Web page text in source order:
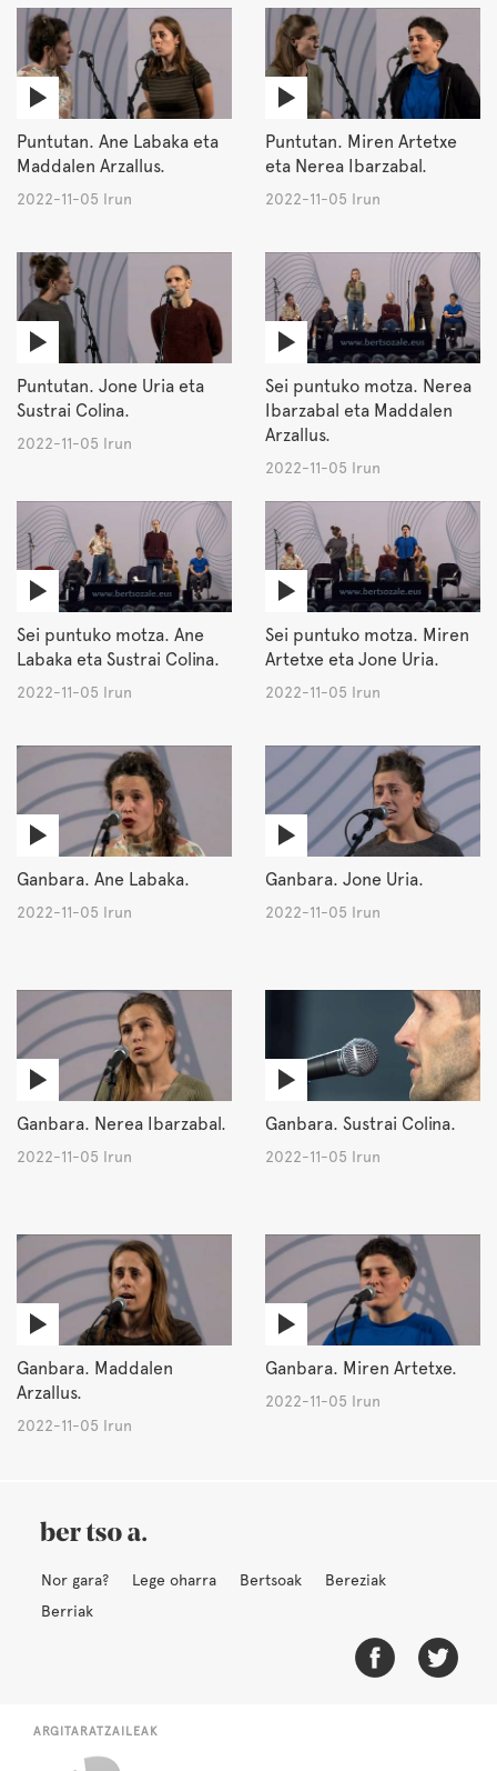
Puntutan. Ane Labaka eta
Maddalen Arzallus.
2022-11-05 Irun
Puntutan. Miren Artetxe
eta Nerea Ibarzabal.
2022-11-05 Irun
Puntutan. Jone Uria eta
Sustrai Colina.
2022-11-05 Irun
Sei puntuko motza. Nerea
Ibarzabal eta Maddalen
Arzallus.
2022-11-05 Irun
Sei puntuko motza. Ane
Labaka eta Sustrai Colina.
2022-11-05 Irun
Sei puntuko motza. Miren
Artetxe eta Jone Uria.
2022-11-05 Irun
Ganbara. Ane Labaka.
2022-11-05 Irun
Ganbara. Jone Uria.
2022-11-05 Irun
Ganbara. Nerea Ibarzabal.
2022-11-05 Irun
Ganbara. Sustrai Colina.
2022-11-05 Irun
Ganbara. Maddalen
Arzallus.
2022-11-05 Irun
Ganbara. Miren Artetxe.
2022-11-05 Irun
Nor gara? Lege oharra Bertsoak
Bereziak
Berriak
ARGITARATZAILEAK